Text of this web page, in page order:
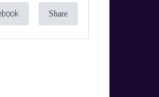
Share